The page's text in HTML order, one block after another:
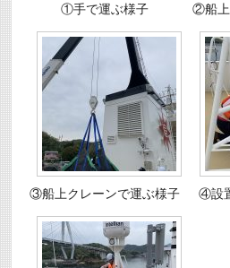
①手で運ぶ様子 ②船上
③船上クレーンで運ぶ様子 ④設